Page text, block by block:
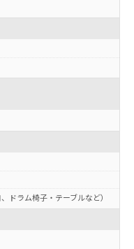
ドラム椅子・テーブルなど）